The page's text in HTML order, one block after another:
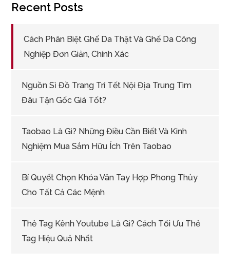
Recent Posts
Cách Phân Biệt Ghế Da Thật Và Ghế Da Công
Nghiệp Đơn Giản, Chính Xác
Nguồn Sỉ Đồ Trang Trí Tết Nội Địa Trung Tìm
Đâu Tận Gốc Giá Tốt?
Taobao Là Gì? Những Điều Cần Biết Và Kinh
Nghiệm Mua Sắm Hữu Ích Trên Taobao
Bí Quyết Chọn Khóa Vân Tay Hợp Phong Thủy
Cho Tất Cả Các Mệnh
Thẻ Tag Kênh Youtube Là Gì? Cách Tối Ưu Thẻ
Tag Hiệu Quả Nhất